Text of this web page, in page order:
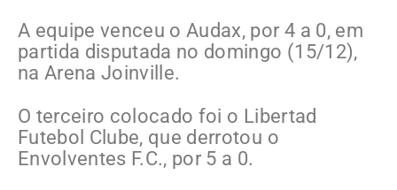
A equipe venceu o Audax, por 4 a 0, em
partida disputada no domingo (15/12),
na Arena Joinville.
O terceiro colocado foi o Libertad
Futebol Clube, que derrotou o
Envolventes F.C., por 5 a 0.